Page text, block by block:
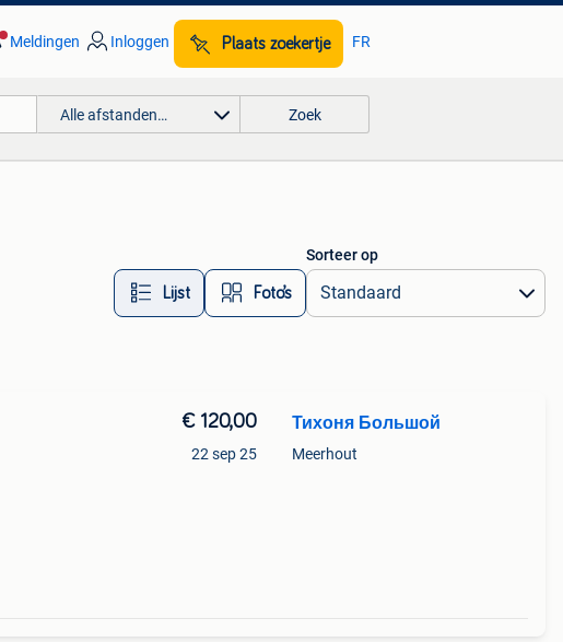
Meldingen Inloggen Plaats zoekertje FR
Alle afstanden… Zoek
Lijst Foto’s
Sorteer op
€ 120,00
22 sep 25
Тихоня Большой
Meerhout